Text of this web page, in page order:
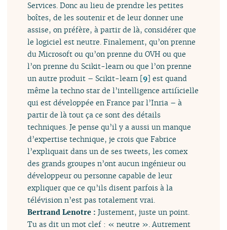
Services. Donc au lieu de prendre les petites
boîtes, de les soutenir et de leur donner une
assise, on préfère, à partir de là, considérer que
le logiciel est neutre. Finalement, qu’on prenne
du Microsoft ou qu’on prenne du OVH ou que
l’on prenne du Scikit-learn ou que l’on prenne
un autre produit – Scikit-learn [9] est quand
même la techno star de l’intelligence artificielle
qui est développée en France par l’Inria – à
partir de là tout ça ce sont des détails
techniques. Je pense qu’il y a aussi un manque
d’expertise technique, je crois que Fabrice
l’expliquait dans un de ses tweets, les comex
des grands groupes n’ont aucun ingénieur ou
développeur ou personne capable de leur
expliquer que ce qu’ils disent parfois à la
télévision n’est pas totalement vrai.
Bertrand Lenotre :Justement, juste un point.
Tu as dit un mot clef : « neutre ». Autrement